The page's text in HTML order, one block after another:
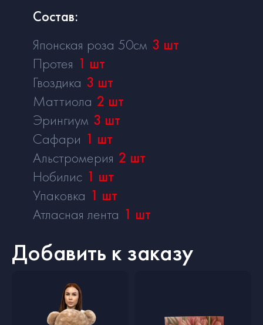
Состав:
Японская роза 50см 3 шт
Протея 1 шт
Гвоздика 3 шт
Маттиола 2 шт
Эрингиум 3 шт
Сафари 1 шт
Альстромерия 2 шт
Нобилис 1 шт
Упаковка 1 шт
Атласная лента 1 шт
Добавить к заказу